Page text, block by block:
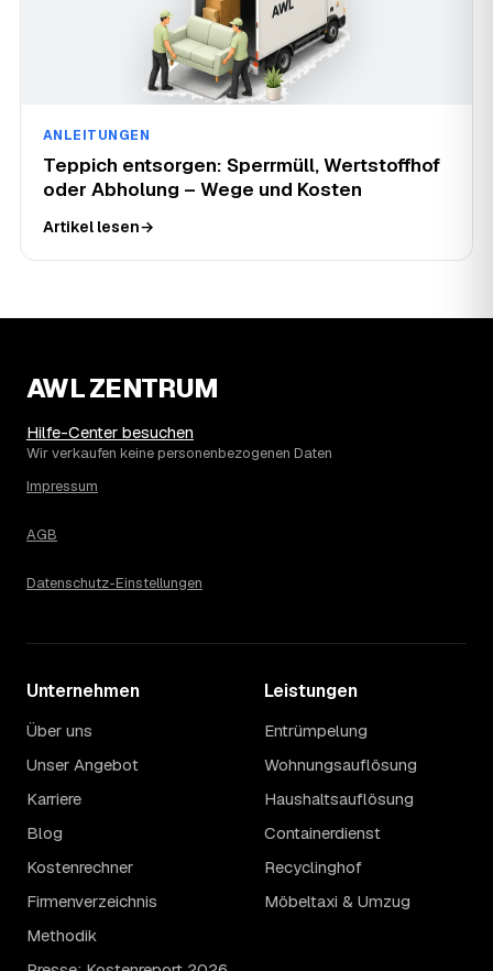
ANLEITUNGEN
Teppich entsorgen: Sperrmüll, Wertstoffhof
oder Abholung – Wege und Kosten
Artikel lesen→
AWL ZENTRUM
Hilfe-Center besuchen
Wir verkaufen keine personenbezogenen Daten
Impressum
AGB
Datenschutz-Einstellungen
Unternehmen
Über uns
Unser Angebot
Karriere
Blog
Kostenrechner
Firmenverzeichnis
Methodik
Leistungen
Entrümpelung
Wohnungsauflösung
Haushaltsauflösung
Containerdienst
Recyclinghof
Möbeltaxi & Umzug